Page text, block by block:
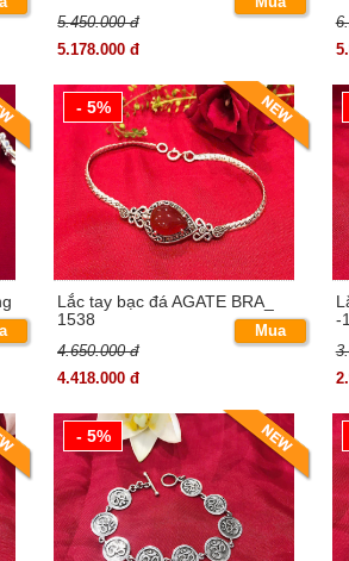
5.450.000 đ
5.178.000 đ
ngay
- 5%
Lắc tay bạc đá AGATE BRA_
1538
4.650.000 đ
4.418.000 đ
Mua
ngay
-
- 5%